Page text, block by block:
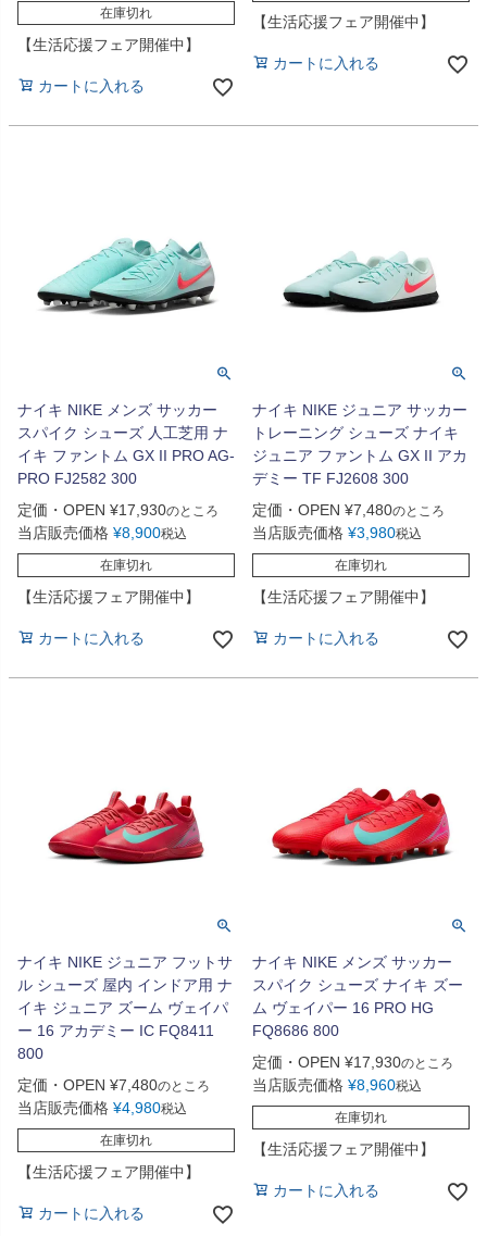
在庫切れ
【生活応援フェア開催中】
カートに入れる
【生活応援フェア開催中】
カートに入れる
ナイキ NIKE メンズ サッカー
スパイク シューズ 人工芝用 ナ
イキ ファントム GX II PRO AG-
PRO FJ2582 300
定価・OPEN ¥17,930のところ
当店販売価格 ¥8,900税込
在庫切れ
【生活応援フェア開催中】
カートに入れる
ナイキ NIKE ジュニア サッカー
トレーニング シューズ ナイキ
ジュニア ファントム GX II アカ
デミー TF FJ2608 300
定価・OPEN ¥7,480のところ
当店販売価格 ¥3,980税込
在庫切れ
【生活応援フェア開催中】
カートに入れる
ナイキ NIKE ジュニア フットサ
ル シューズ 屋内 インドア用 ナ
イキ ジュニア ズーム ヴェイパ
ー 16 アカデミー IC FQ8411
800
定価・OPEN ¥7,480のところ
当店販売価格 ¥4,980税込
在庫切れ
【生活応援フェア開催中】
カートに入れる
ナイキ NIKE メンズ サッカー
スパイク シューズ ナイキ ズー
ム ヴェイパー 16 PRO HG
FQ8686 800
定価・OPEN ¥17,930のところ
当店販売価格 ¥8,960税込
在庫切れ
【生活応援フェア開催中】
カートに入れる